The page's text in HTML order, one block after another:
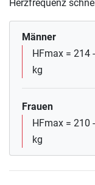
Herzfrequenz
Männer
HFmax = 214
kg
Frauen
HFmax = 210
kg